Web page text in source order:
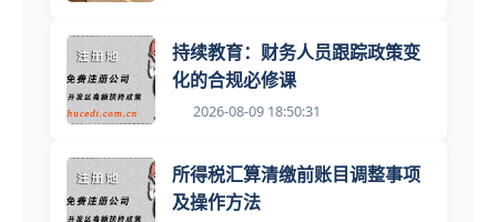
持续教育：财务人员跟踪政策变
化的合规必修课
2026-08-09 18:50:31
所得税汇算清缴前账目调整事项
及操作方法